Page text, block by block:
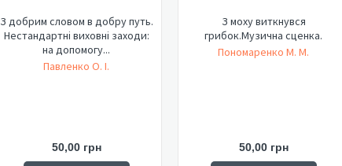
З добрим словом в добру путь.
Нестандартні виховні заходи:
на допомогу...
Павленко О. І.
50,00 грн
З моху виткнувся
грибок.Музична сценка.
Пономаренко М. М.
50,00 грн